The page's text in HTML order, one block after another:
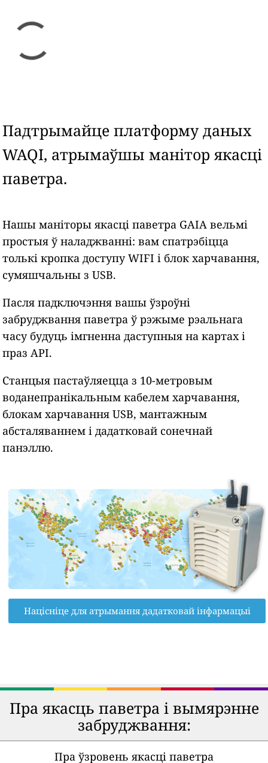
Падтрымайце платформу даных
WAQI, атрымаўшы манітор якасці
паветра.
Нашы маніторы якасці паветра GAIA вельмі
простыя ў наладжванні: вам спатрэбіцца
толькі кропка доступу WIFI і блок харчавання,
сумяшчальны з USB.
Пасля падключэння вашы ўзроўні
забруджвання паветра ў рэжыме рэальнага
часу будуць імгненна даступныя на картах і
праз API.
Станцыя пастаўляецца з 10-метровым
воданепранікальным кабелем харчавання,
блокам харчавання USB, мантажным
абсталяваннем і дадатковай сонечнай
панэллю.
Націсніце для атрымання дадатковай інфармацыі
Пра якасць паветра і вымярэнне
забруджвання:
Пра ўзровень якасці паветра